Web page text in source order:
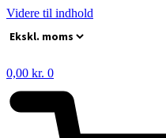
Videre til indhold
0,00 kr. 0